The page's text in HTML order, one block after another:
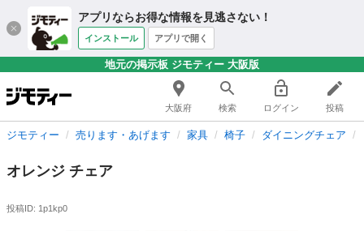
アプリならお得な情報を見逃さない！
インストール アプリで開く
地元の掲示板 ジモティー 大阪版
大阪府 検索 ログイン 投稿
ジモティー 売ります・あげます 家具 椅子 ダイニングチェア
オレンジ チェア
投稿ID: 1p1kp0